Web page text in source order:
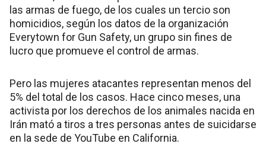
las armas de fuego, de los cuales un tercio son
homicidios, según los datos de la organización
Everytown for Gun Safety, un grupo sin fines de
lucro que promueve el control de armas.
Pero las mujeres atacantes representan menos del
5% del total de los casos. Hace cinco meses, una
activista por los derechos de los animales nacida en
Irán mató a tiros a tres personas antes de suicidarse
en la sede de YouTube en California.